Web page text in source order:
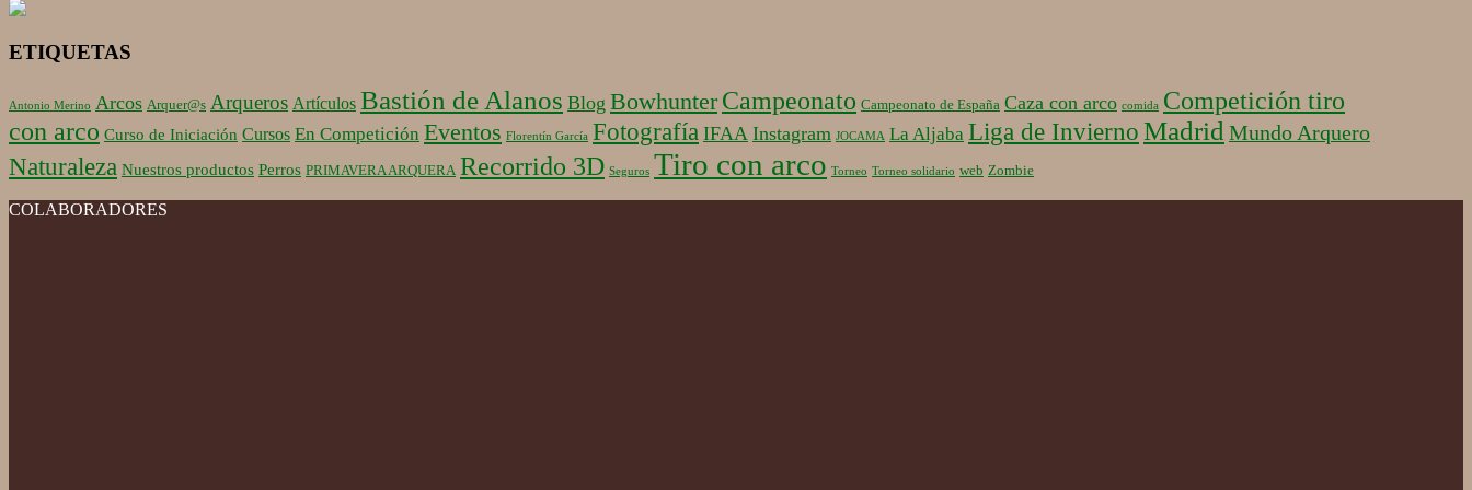
ETIQUETAS
Antonio Merino Arcos Arquer@s Arqueros Artículos Bastión de Alanos Blog Bowhunter Campeonato Campeonato de España Caza con arco comida Competición tiro
con arco Curso de Iniciación Cursos En Competición Eventos Florentín García Fotografía IFAA Instagram JOCAMA La Aljaba Liga de Invierno Madrid Mundo Arquero
Naturaleza Nuestros productos Perros PRIMAVERA ARQUERA Recorrido 3D Seguros Tiro con arco Torneo Torneo solidario web Zombie
COLABORADORES